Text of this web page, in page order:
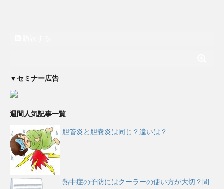
▼セミナー広告
週間人気記事一覧
胆管炎と胆嚢炎は同じ？違いは？...
熱中症の予防にはクーラーの使い方が大切？間